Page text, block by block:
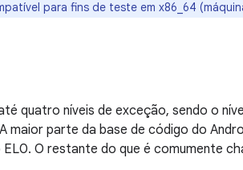
para fins de teste em x86_64
quatro níveis de exceção, sendo o
maior parte da base de código do
O restante do que é comumente